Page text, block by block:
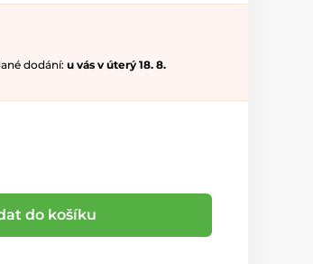
dodání: u vás v úterý 18. 8.
do košíku